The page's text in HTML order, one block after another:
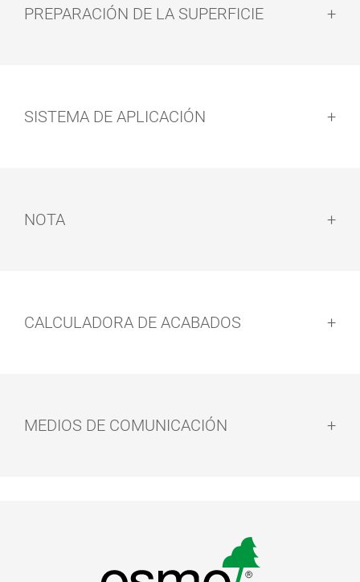
PREPARACIÓN DE LA SUPERFICIE
SISTEMA DE APLICACIÓN
NOTA
CALCULADORA DE ACABADOS
MEDIOS DE COMUNICACIÓN
FOLLETO - COLOR Y PROTECCIÓN PARA INTERIOR